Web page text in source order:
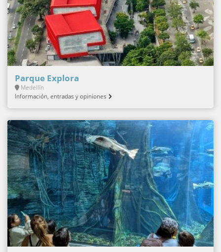
Parque Explora
Medellín
Información, entradas y opiniones